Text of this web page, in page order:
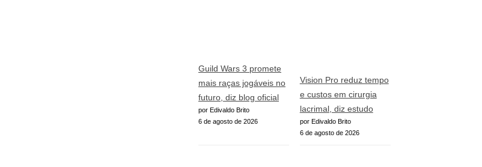
Guild Wars 3 promete
mais raças jogáveis no
futuro, diz blog oficial
por Edivaldo Brito
6 de agosto de 2026
Vision Pro reduz tempo
e custos em cirurgia
lacrimal, diz estudo
por Edivaldo Brito
6 de agosto de 2026